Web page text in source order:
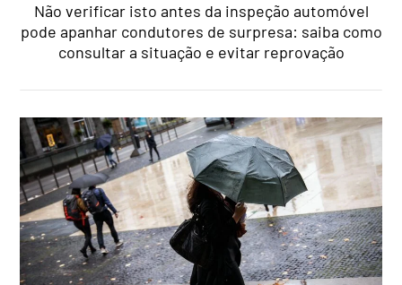
Não verificar isto antes da inspeção automóvel
pode apanhar condutores de surpresa: saiba como
consultar a situação e evitar reprovação